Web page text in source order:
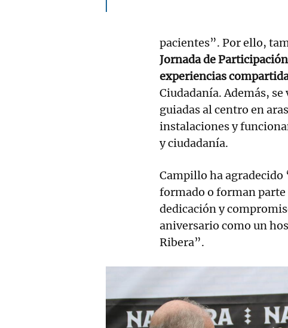
pacientes”. Por ello,
Jornada de
experiencias
Ciudadanía. Además,
guiadas al centro en
instalaciones y
y ciudadanía.
Campillo ha agradecido
formado o forman parte
dedicación y
aniversario como un
Ribera”.